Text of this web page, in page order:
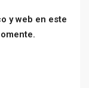
y web en este